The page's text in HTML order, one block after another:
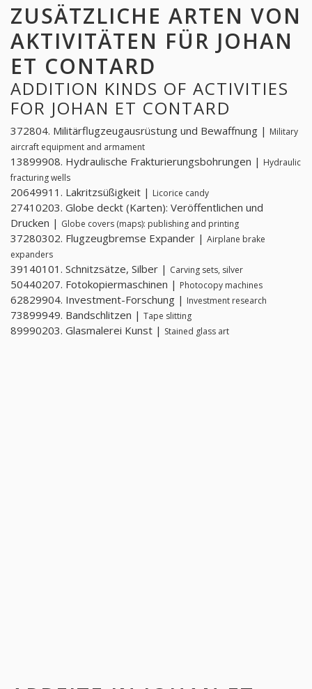
ZUSÄTZLICHE ARTEN VON
AKTIVITÄTEN FÜR JOHAN
ET CONTARD
ADDITION KINDS OF ACTIVITIES
FOR JOHAN ET CONTARD
372804. Militärflugzeugausrüstung und Bewaffnung | Military
aircraft equipment and armament
13899908. Hydraulische Frakturierungsbohrungen | Hydraulic
fracturing wells
20649911. Lakritzsüßigkeit | Licorice candy
27410203. Globe deckt (Karten): Veröffentlichen und
Drucken | Globe covers (maps): publishing and printing
37280302. Flugzeugbremse Expander | Airplane brake
expanders
39140101. Schnitzsätze, Silber | Carving sets, silver
50440207. Fotokopiermaschinen | Photocopy machines
62829904. Investment-Forschung | Investment research
73899949. Bandschlitzen | Tape slitting
89990203. Glasmalerei Kunst | Stained glass art